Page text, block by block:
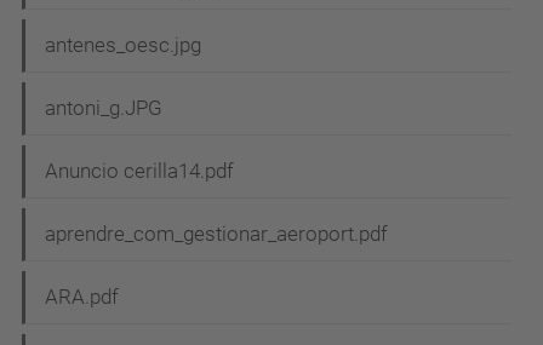
antenes_oesc.jpg
antoni_g.JPG
Anuncio cerilla14.pdf
aprendre_com_gestionar_aeroport.pdf
ARA.pdf